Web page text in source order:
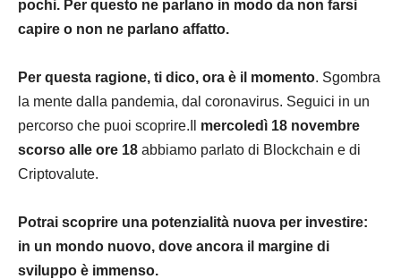
pochi. Per questo ne parlano in modo da non farsi
capire o non ne parlano affatto.
Per questa ragione, ti dico, ora è il momento. Sgombra
la mente dalla pandemia, dal coronavirus. Seguici in un
percorso che puoi scoprire.Il mercoledì 18 novembre
scorso alle ore 18 abbiamo parlato di Blockchain e di
Criptovalute.
Potrai scoprire una potenzialità nuova per investire:
in un mondo nuovo, dove ancora il margine di
sviluppo è immenso.